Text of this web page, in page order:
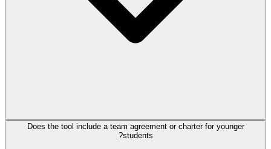
Does the tool include a team agreement or charter for younger
students?